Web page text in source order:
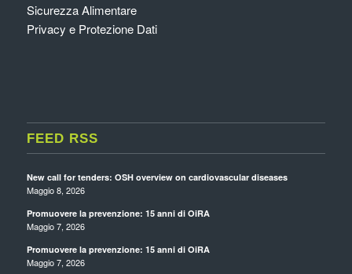
Sicurezza Alimentare
Privacy e Protezione Dati
FEED RSS
New call for tenders: OSH overview on cardiovascular diseases
Maggio 8, 2026
Promuovere la prevenzione: 15 anni di OiRA
Maggio 7, 2026
Promuovere la prevenzione: 15 anni di OiRA
Maggio 7, 2026